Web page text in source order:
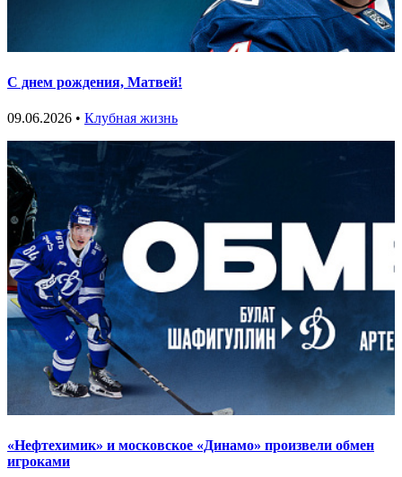
С днем рождения, Матвей!
09.06.2026 • Клубная жизнь
«Нефтехимик» и московское «Динамо» произвели обмен
игроками